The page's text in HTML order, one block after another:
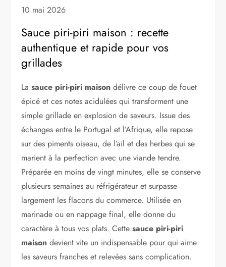
10 mai 2026
Sauce piri-piri maison : recette
authentique et rapide pour vos
grillades
Lasauce piri-piri maison délivre ce coup de fouet
épicé et ces notes acidulées qui transforment une
simple grillade en explosion de saveurs. Issue des
échanges entre le Portugal et l’Afrique, elle repose
sur des piments oiseau, de l’ail et des herbes qui se
marient à la perfection avec une viande tendre.
Préparée en moins de vingt minutes, elle se conserve
plusieurs semaines au réfrigérateur et surpasse
largement les flacons du commerce. Utilisée en
marinade ou en nappage final, elle donne du
caractère à tous vos plats. Cettesauce piri-piri
maison devient vite un indispensable pour qui aime
les saveurs franches et relevées sans complication.